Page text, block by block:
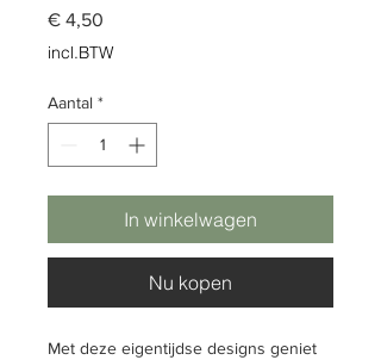
€ 4,50
incl.BTW
Aantal *
In winkelwagen
Nu kopen
Met deze eigentijdse designs geniet